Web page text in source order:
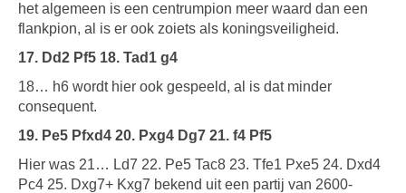
het algemeen is een centrumpion meer waard dan een
flankpion, al is er ook zoiets als koningsveiligheid.
17. Dd2 Pf5 18. Tad1 g4
18… h6 wordt hier ook gespeeld, al is dat minder
consequent.
19. Pe5 Pfxd4 20. Pxg4 Dg7 21. f4 Pf5
Hier was 21… Ld7 22. Pe5 Tac8 23. Tfe1 Pxe5 24. Dxd4
Pc4 25. Dxg7+ Kxg7 bekend uit een partij van 2600-